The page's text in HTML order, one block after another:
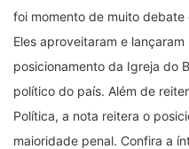
foi momento de muito
Eles aproveitaram e
posicionamento da Igreja do
político do país. Além de
Política, a nota reitera o
maioridade penal. Confira a